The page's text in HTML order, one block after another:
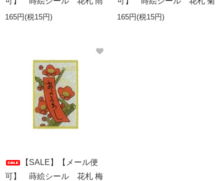
165円(税15円)
165円(税15円)
【SALE】【メール便
可】 蒔絵シール 花札 梅